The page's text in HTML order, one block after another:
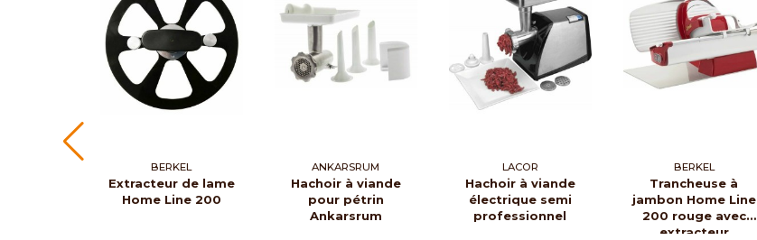
BERKEL
Extracteur de lame
Home Line 200
ANKARSRUM
Hachoir à viande
pour pétrin
Ankarsrum
LACOR
Hachoir à viande
électrique semi
professionnel
BERKEL
Trancheuse à
jambon Home Line
200 rouge avec
extracteur